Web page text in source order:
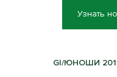
Узнать
GI/ЮНОШИ